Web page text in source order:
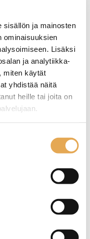
sisällön ja mainosten
ominaisuuksien
Lisäksi
ja analytiikka-
miten käytät
yhdistää näitä
heille tai joita on
Tefcold
(l) 740 x (s) 650 x
(l) 600 x (s) 510 x
200 W / 230 V.